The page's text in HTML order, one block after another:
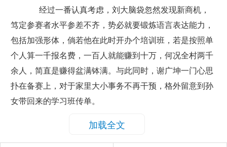
经过一番认真考虑，刘大脑袋忽然发现新商机，
笃定参赛者水平参差不齐，势必就要锻炼语言表达能力，
包括加强形体，倘若他在此时开办个培训班，若是按照单
个人算一千报名费，一百人就能赚到十万，何况全村两千
余人，简直是赚得盆满钵满。与此同时，谢广坤一门心思
扑在备赛上，对于家里大小事务不再干预，格外留意到孙
女带回来的学习班传单。
加载全文